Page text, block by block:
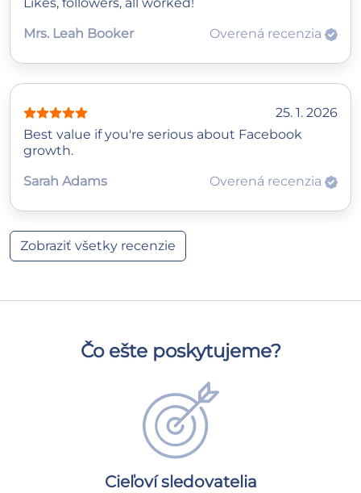
Likes, followers, all worked!
Mrs. Leah Booker
Overená recenzia
25. 1. 2026
Best value if you're serious about Facebook
growth.
Sarah Adams
Overená recenzia
Zobraziť všetky recenzie
Čo ešte poskytujeme?
Cieľoví sledovatelia